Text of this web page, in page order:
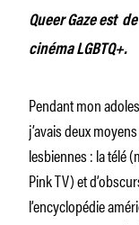
Queer Gaze est
cinéma LGBTQ+.
Pendant mon
j’avais deux
lesbiennes : la télé
Pink TV) et
l’encyclopédie